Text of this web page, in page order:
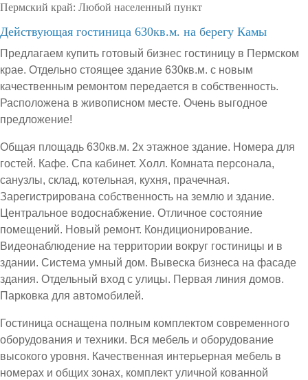
Пермский край: Любой населенный пункт
Действующая гостиница 630кв.м. на берегу Камы
Предлагаем купить готовый бизнес гостиницу в Пермском
крае. Отдельно стоящее здание 630кв.м. с новым
качественным ремонтом передается в собственность.
Расположена в живописном месте. Очень выгодное
предложение!
Общая площадь 630кв.м. 2х этажное здание. Номера для
гостей. Кафе. Спа кабинет. Холл. Комната персонала,
санузлы, склад, котельная, кухня, прачечная.
Зарегистрирована собственность на землю и здание.
Центральное водоснабжение. Отличное состояние
помещений. Новый ремонт. Кондиционирование.
Видеонаблюдение на территории вокруг гостиницы и в
здании. Система умный дом. Вывеска бизнеса на фасаде
здания. Отдельный вход с улицы. Первая линия домов.
Парковка для автомобилей.
Гостиница оснащена полным комплектом современного
оборудования и техники. Вся мебель и оборудование
высокого уровня. Качественная интерьерная мебель в
номерах и общих зонах, комплект уличной кованной